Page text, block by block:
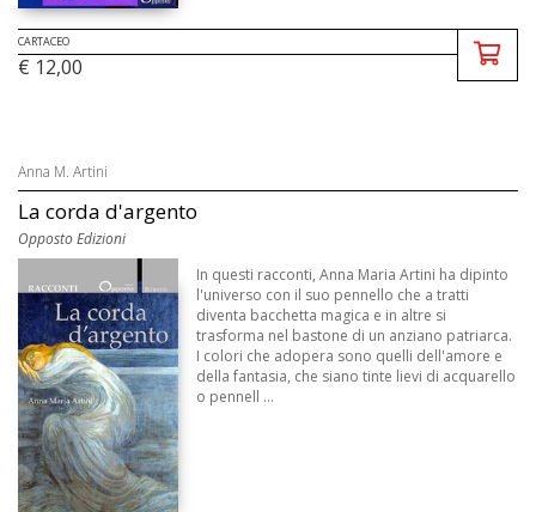
CARTACEO
€ 12,00
Anna M. Artini
La corda d'argento
Opposto Edizioni
In questi racconti, Anna Maria Artini ha dipinto
l'universo con il suo pennello che a tratti
diventa bacchetta magica e in altre si
trasforma nel bastone di un anziano patriarca.
I colori che adopera sono quelli dell'amore e
della fantasia, che siano tinte lievi di acquarello
o pennell ...